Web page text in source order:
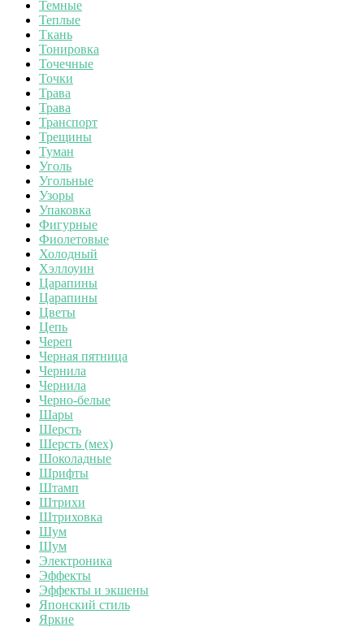
Темные
Теплые
Ткань
Тонировка
Точечные
Точки
Трава
Трава
Транспорт
Трещины
Туман
Уголь
Угольные
Узоры
Упаковка
Фигурные
Фиолетовые
Холодный
Хэллоуин
Царапины
Царапины
Цветы
Цепь
Череп
Черная пятница
Чернила
Чернила
Черно-белые
Шары
Шерсть
Шерсть (мех)
Шоколадные
Шрифты
Штамп
Штрихи
Штриховка
Шум
Шум
Электроника
Эффекты
Эффекты и экшены
Японский стиль
Яркие